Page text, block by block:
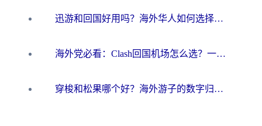
迅游和回国好用吗？海外华人如何选择靠谱的回国加速器
海外党必看：Clash回国机场怎么选？一篇搞定无缝访问国内资源的全攻略
穿梭和松果哪个好？海外游子的数字归乡路，到底该怎么选